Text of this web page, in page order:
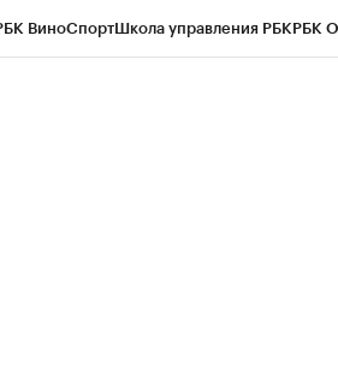
ВиноСпортШкола управления РБКРБК